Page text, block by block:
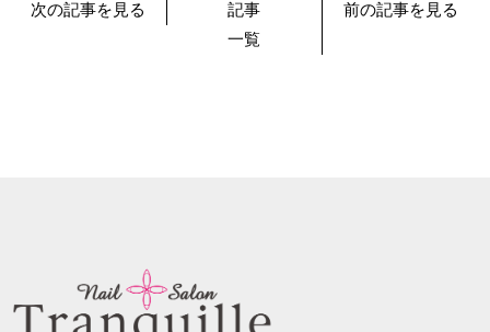
次の記事を見る
記事
一覧
前の記事を見る